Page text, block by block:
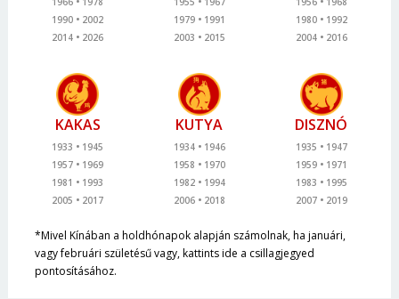
1990
2002
2014
2026
1979
1991
2003
2015
1980
1992
2004
2016
KAKAS
1933
1945
1957
1969
1981
1993
2005
2017
KUTYA
1934
1946
1958
1970
1982
1994
2006
2018
DISZNÓ
1935
1947
1959
1971
1983
1995
2007
2019
*Mivel Kínában a holdhónapok alapján számolnak, ha januári,
vagy februári születésű vagy, kattints ide a csillagjegyed
pontosításához.